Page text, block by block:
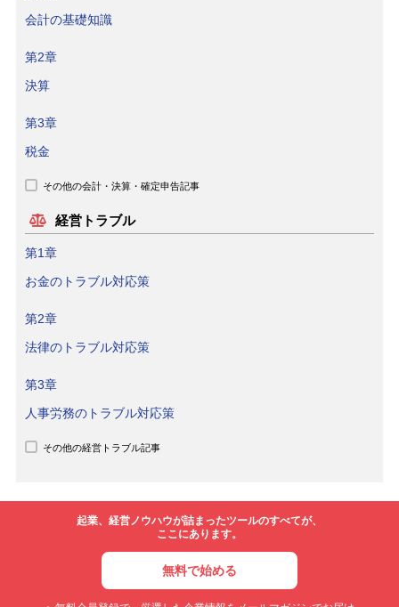
会計の基礎知識
第2章
決算
第3章
税金
その他の会計・決算・確定申告記事
経営トラブル
第1章
お金のトラブル対応策
第2章
法律のトラブル対応策
第3章
人事労務のトラブル対応策
その他の経営トラブル記事
起業、経営ノウハウが詰まったツールのすべてが、
ここにあります。
無料で始める